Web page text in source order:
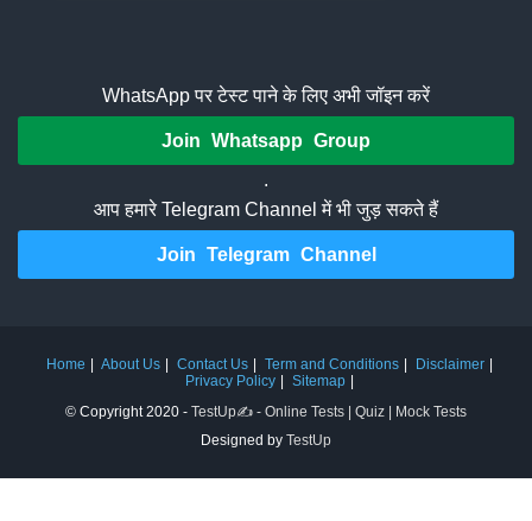
WhatsApp पर टेस्ट पाने के लिए अभी जॉइन करें
Join Whatsapp Group
.
आप हमारे Telegram Channel में भी जुड़ सकते हैं
Join Telegram Channel
Home About Us Contact Us Term and Conditions
Disclaimer
Privacy Policy
Sitemap
© Copyright 2020 - TestUp✍️ - Online Tests | Quiz | Mock Tests
Designed by TestUp